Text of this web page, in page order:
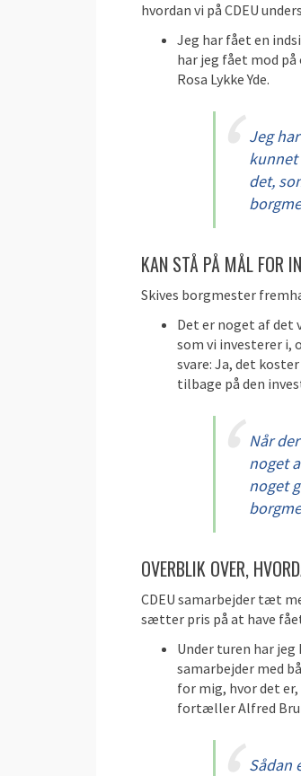
hvordan vi på CDEU
Jeg har fået en
har jeg fået mod
Rosa Lykke Yde.
Jeg
kunnet
det,
KAN STÅ PÅ MÅL FOR
Skives borgmester
Det er noget af det
som vi investerer i,
svare: Ja, det
tilbage på den
Når
noget
noget
OVERBLIK OVER,
CDEU samarbejder tæt
sætter pris på at have
Under turen har
samarbejder med
for mig, hvor det
fortæller Alfred
Sådan